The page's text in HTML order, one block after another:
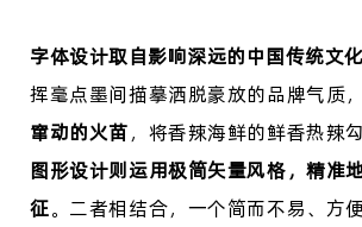
字体设计取自影响深远的中国传统文化
挥毫点墨间描摹洒脱豪放的品牌气质，
窜动的火苗，将香辣海鲜的鲜香热辣
图形设计则运用极简矢量风格，精准
征。二者相结合，一个简而不易、方